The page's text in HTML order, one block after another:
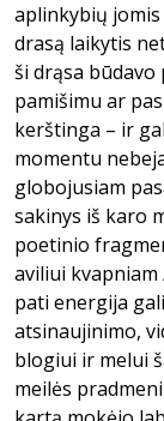
aplinkybių
drasą laikytis
ši drąsa
pamišimu ar
kerštinga – ir
momentu
globojusiam
sakinys iš karo
poetinio
aviliui kvapniam
pati energija
atsinaujinimo,
blogiui ir melui
meilės